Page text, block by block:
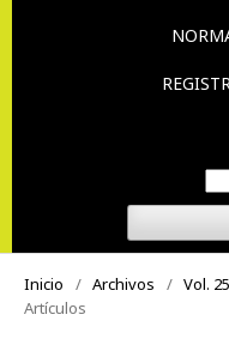
Inicio / Archivos / Vol.
Artículos